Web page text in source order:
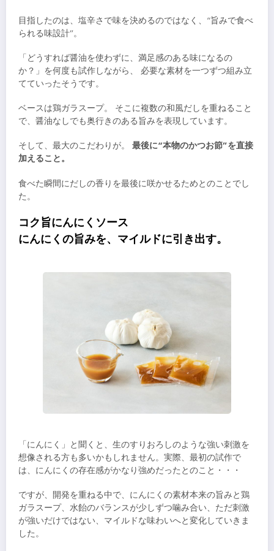
目指したのは、塩辛さで味を決めるのではなく、“旨みで食べ
られる味設計”。
「どうすれば醤油を使わずに、満足感のある味になるの
か？」を何度も試作しながら、 必要な素材を一つずつ組み立
てていったそうです。
ベースは鶏ガラスープ。 そこに複数の和風だしを重ねること
で、醤油なしでも奥行きのある旨みを表現しています。
そして、最大のこだわりが。 最後に“本物のかつお節”を直接
加えること。
食べた瞬間にだしの香りを最後に咲かせるためとのことでし
た。
コク旨にんにくソース
にんにくの旨みを、マイルドに引き出す。
「にんにく」と聞くと、生のすりおろしのような強い刺激を
想像される方も多いかもしれません。実際、最初の試作で
は、にんにくの存在感がかなり強めだったとのこと・・・
ですが、開発を重ねる中で、にんにくの素材本来の旨みと鶏
ガラスープ、水飴のバランスが少しずつ噛み合い、ただ刺激
が強いだけではない、マイルドな味わいへと変化していきま
した。